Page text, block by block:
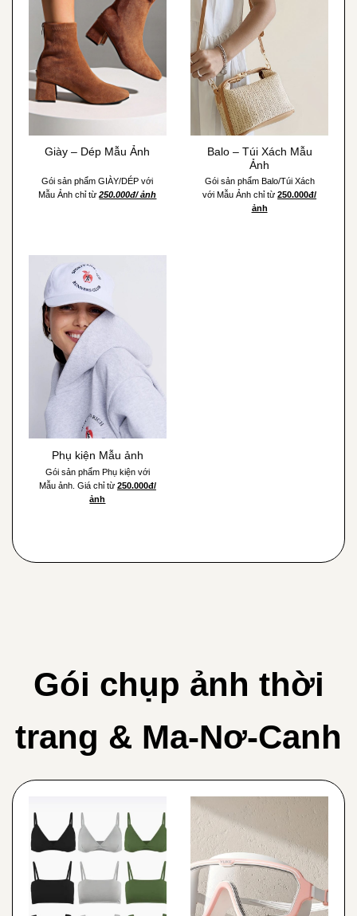
Giày – Dép Mẫu Ảnh
Gói sản phẩm GIÀY/DÉP với
Mẫu Ảnh chỉ từ250.000đ/ ảnh
Balo – Túi Xách Mẫu
Ảnh
Gói sản phẩm Balo/Túi Xách
với Mẫu Ảnh chỉ từ250.000đ/
ảnh
Phụ kiện Mẫu ảnh
Gói sản phẩm Phụ kiện với
Mẫu ảnh. Giá chỉ từ 250.000đ/
ảnh
Gói chụp ảnh thời
trang & Ma-Nơ-Canh